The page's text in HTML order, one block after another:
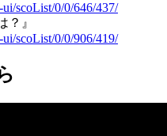
scoList/0/0/646/437/
？』
scoList/0/0/906/419/